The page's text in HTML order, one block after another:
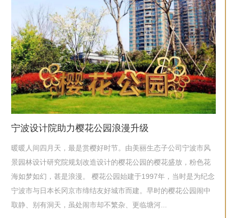
宁波设计院助力樱花公园浪漫升级
暖暖人间四月天，最是赏樱好时节。由美丽生态子公司宁波市风
景园林设计研究院规划改造设计的樱花公园的樱花盛放，粉色花
海如梦如幻，甚是浪漫。 樱花公园始建于1997年，当时是为纪念
宁波市与日本长冈京市缔结友好城市而建。早时的樱花公园闹中
取静、别有洞天，虽处闹市却不繁杂、更临塘河...